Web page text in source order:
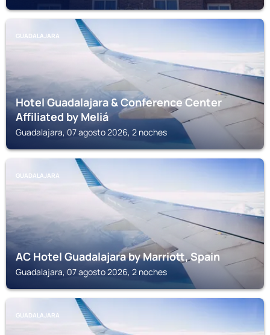
GUADALAJARA
Hotel Guadalajara & Conference Center
Affiliated by Meliá
Guadalajara, 07 agosto 2026, 2 noches
GUADALAJARA
AC Hotel Guadalajara by Marriott, Spain
Guadalajara, 07 agosto 2026, 2 noches
GUADALAJARA